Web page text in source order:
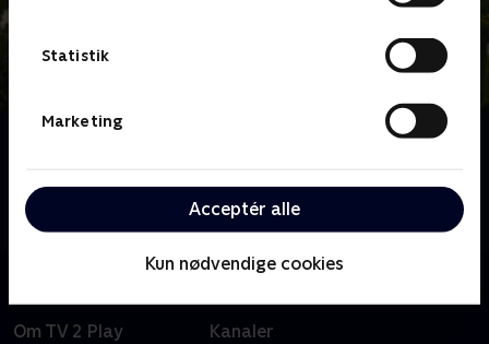
Statistik
Marketing
Acceptér alle
Kun nødvendige cookies
skabe deres drøm af et fristed. Efter otte intense
uger og masser af arbejde kåres vinderne.
Om TV 2 Play Kanaler